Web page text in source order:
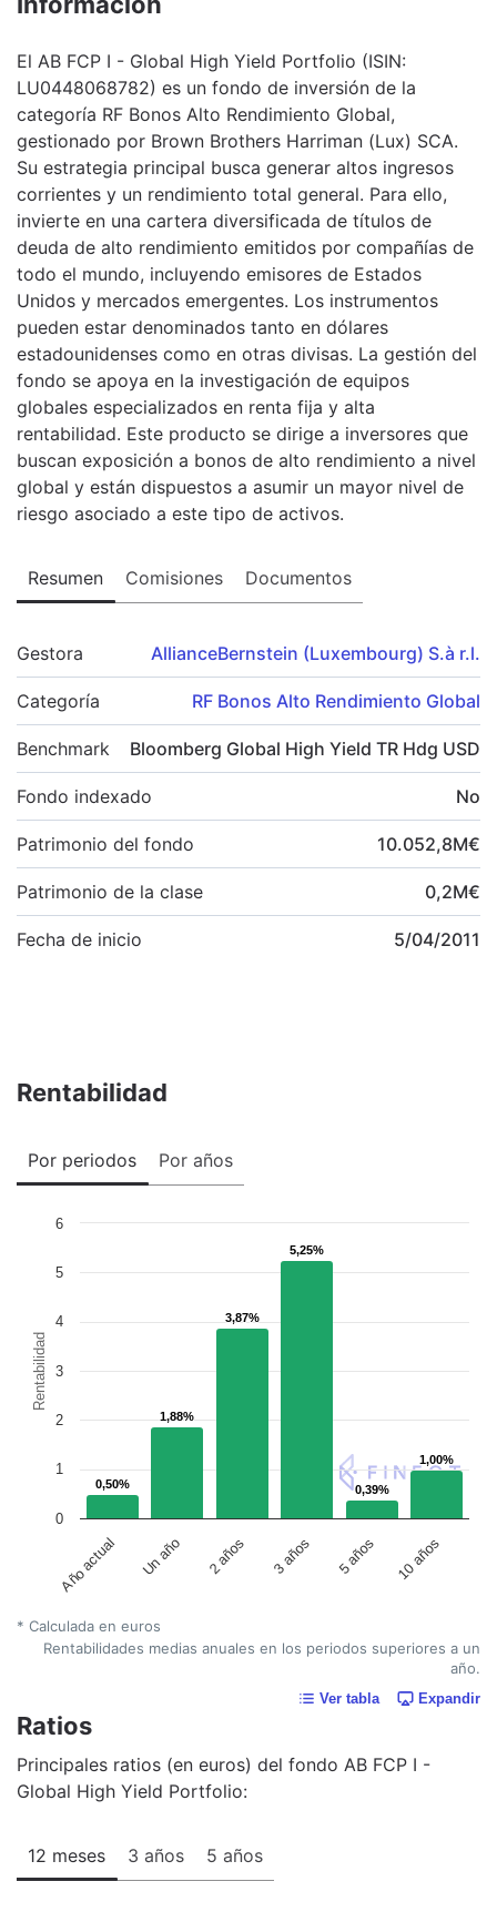
El AB FCP I - Global High Yield Portfolio (ISIN:
LU0448068782) es un fondo de inversión de la
categoría RF Bonos Alto Rendimiento Global,
gestionado por Brown Brothers Harriman (Lux) SCA.
Su estrategia principal busca generar altos ingresos
corrientes y un rendimiento total general. Para ello,
invierte en una cartera diversificada de títulos de
deuda de alto rendimiento emitidos por compañías de
todo el mundo, incluyendo emisores de Estados
Unidos y mercados emergentes. Los instrumentos
pueden estar denominados tanto en dólares
estadounidenses como en otras divisas. La gestión del
fondo se apoya en la investigación de equipos
globales especializados en renta fija y alta
rentabilidad. Este producto se dirige a inversores que
buscan exposición a bonos de alto rendimiento a nivel
global y están dispuestos a asumir un mayor nivel de
riesgo asociado a este tipo de activos.
Resumen Comisiones Documentos
Gestora AllianceBernstein (Luxembourg) S.à r.l.
Categoría RF Bonos Alto Rendimiento Global
Benchmark Bloomberg Global High Yield TR Hdg USD
Fondo indexado No
Patrimonio del fondo 10.052,8M€
Patrimonio de la clase 0,2M€
Fecha de inicio 5/04/2011
Rentabilidad
Por periodos Por años
Rentabilidad
0,50%
0,50%
1,88%
1,88%
3,87%
3,87%
5,25%
5,25%
0,39%
0,39%
1,00%
1,00%
Año actual Un año 2 años 3 años 5 años 10 años
0
1
2
3
4
5
6
* Calculada en euros
Rentabilidades medias anuales en los periodos superiores a un
año.
Ver tabla Expandir
Ratios
Principales ratios (en euros) del fondo AB FCP I -
Global High Yield Portfolio:
12 meses 3 años 5 años